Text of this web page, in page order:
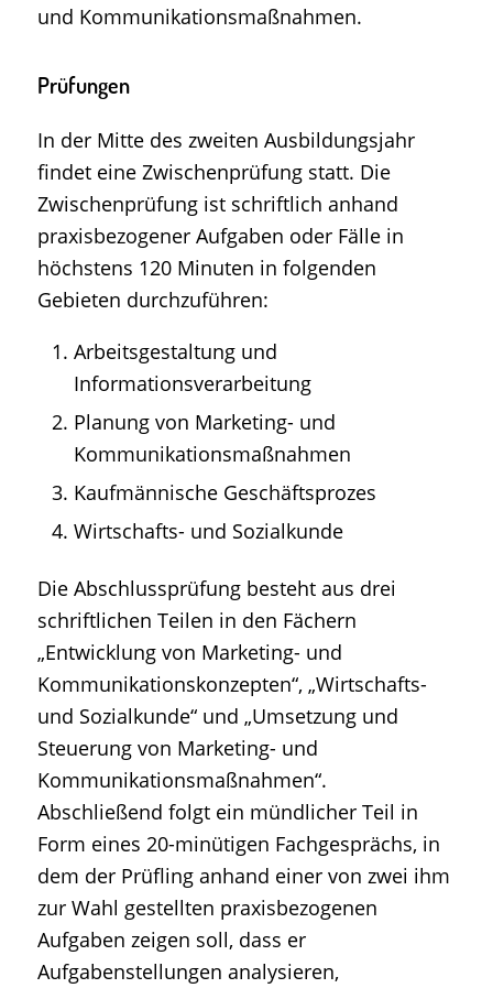
und Kommunikationsmaßnahmen.
Prüfungen
In der Mitte des zweiten Ausbildungsjahr
findet eine Zwischenprüfung statt. Die
Zwischenprüfung ist schriftlich anhand
praxisbezogener Aufgaben oder Fälle in
höchstens 120 Minuten in folgenden
Gebieten durchzuführen:
Arbeitsgestaltung und
Informationsverarbeitung
Planung von Marketing- und
Kommunikationsmaßnahmen
Kaufmännische Geschäftsprozes
Wirtschafts- und Sozialkunde
Die Abschlussprüfung besteht aus drei
schriftlichen Teilen in den Fächern
„Entwicklung von Marketing- und
Kommunikationskonzepten“, „Wirtschafts-
und Sozialkunde“ und „Umsetzung und
Steuerung von Marketing- und
Kommunikationsmaßnahmen“.
Abschließend folgt ein mündlicher Teil in
Form eines 20-minütigen Fachgesprächs, in
dem der Prüfling anhand einer von zwei ihm
zur Wahl gestellten praxisbezogenen
Aufgaben zeigen soll, dass er
Aufgabenstellungen analysieren,